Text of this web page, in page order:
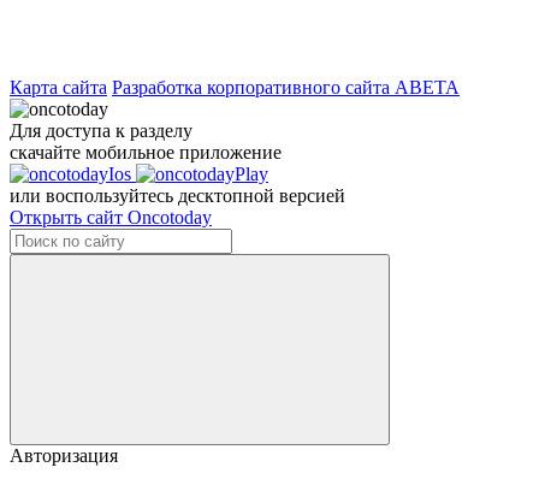
Карта сайта Разработка корпоративного сайта ABETA
Для доступа к разделу
скачайте мобильное приложение
или воспользуйтесь десктопной версией
Открыть сайт Oncotoday
Авторизация